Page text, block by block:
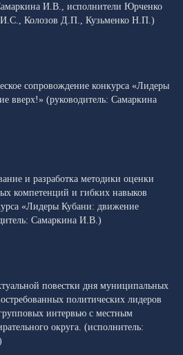
И.В., исполнители Юрченко
Колозов Д.П., Кузьменко Н.П.)
сопровождение конкурса «Лидеры
вверх!» (руководитель: Самаркина
и разработка методики оценки
компетенций и гибких навыков
«Лидеры Кубани: движение
Самаркина И.В.)
повестки дня муниципальных
политических лидеров
интервью с местным
округа. (исполнитель: